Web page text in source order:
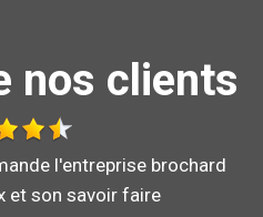
nos clients
l'entreprise brochard